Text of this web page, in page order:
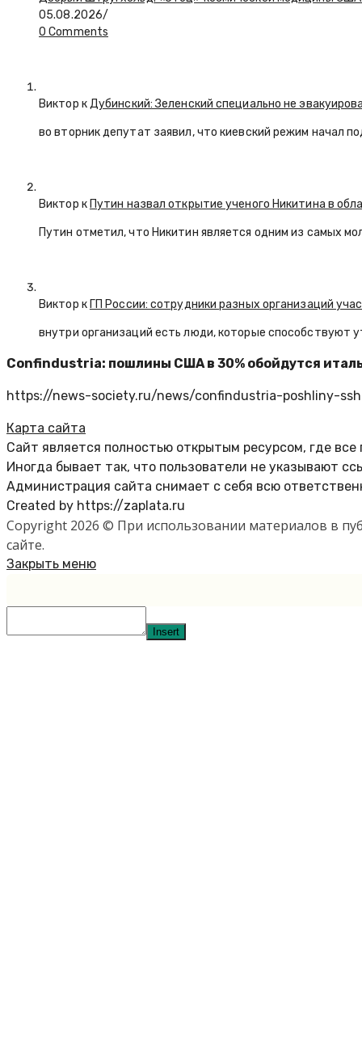
05.08.2026/
0 Comments
Виктор кДубинский: Зеленский специально не
во вторник депутат заявил, что киевский режим начал
Виктор к Путин назвал открытие ученого Никитина в
Путин отметил, что Никитин является одним из самых
Виктор к ГП России: сотрудники разных организаций
внутри организаций есть люди, которые способствуют
Confindustria: пошлины США в 30% обойдутся
https://news-society.ru/news/confindustria-poshliny-
Карта сайта
Сайт является полностью открытым ресурсом, где
Иногда бывает так, что пользователи не указывают
Администрация сайта снимает с себя всю
Created by https://zaplata.ru
Copyright 2026 © При использовании материалов в
сайте.
Закрыть меню
Insert